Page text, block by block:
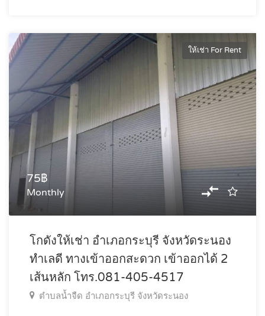
ให้เช่า For Rent
75฿
Monthly
โกดังให้เช่า อำเภอกระบุรี จังหวัดระนอง
ทำเลดี ทางเข้าออกสะดวก เข้าออกได้ 2
เส้นหลัก โทร.081-405-4517
ตำบลน้ำจืด อำเภอกระบุรี จังหวัดระนอง